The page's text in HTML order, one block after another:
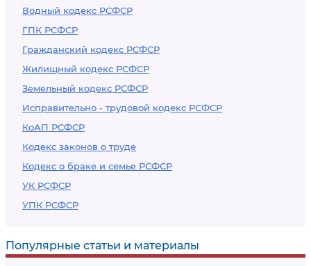
Водный кодекс РСФСР
ГПК РСФСР
Гражданский кодекс РСФСР
Жилищный кодекс РСФСР
Земельный кодекс РСФСР
Исправительно - трудовой кодекс РСФСР
КоАП РСФСР
Кодекс законов о труде
Кодекс о браке и семье РСФСР
УК РСФСР
УПК РСФСР
Популярные статьи и материалы